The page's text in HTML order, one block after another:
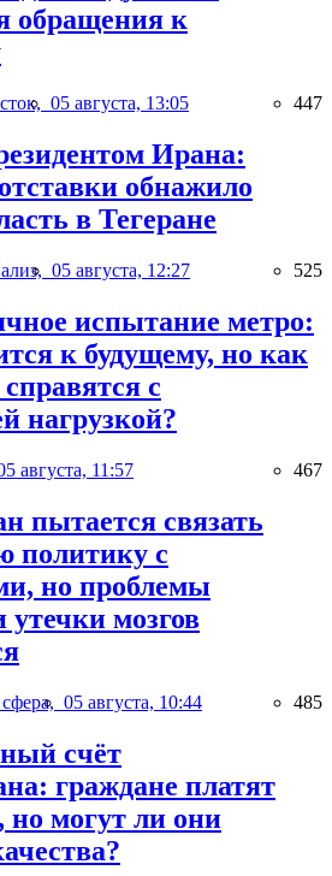
обращения к
05 августа, 13:05 447
Ирана:
обнажило
в Тегеране
05 августа, 12:27 525
испытание метро:
к будущему, но как
с
нагрузкой?
августа, 11:57 467
пытается связать
политику с
но проблемы
утечки мозгов
05 августа, 10:44 485
счёт
граждане платят
но могут ли они